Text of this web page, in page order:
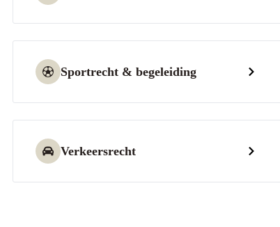
Sportrecht & begeleiding
Verkeersrecht